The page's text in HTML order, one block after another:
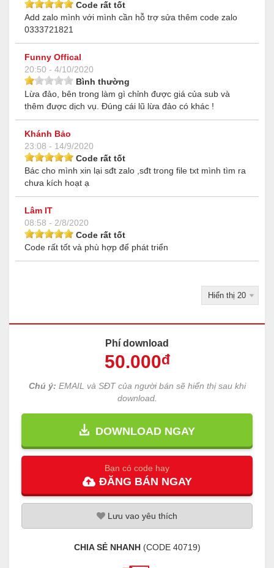
Code rất tốt
Add zalo mình với mình cần hỗ trợ sửa thêm code zalo
0333721821
Funny Offical
20:50 - 4/10/2020
Bình thường
Lừa đảo, bên trong làm gì chỉnh được giá của sub và
thêm được dịch vụ. Đúng cái lũ lừa đảo có khác !
Khánh Bảo
23:08 - 14/9/2020
Code rất tốt
Bác cho mình xin lại sđt zalo ,sđt trong file txt mình tìm ra
chưa kích hoạt ạ
Lâm IT
08:58 - 2/8/2020
Code rất tốt
Code rất tốt và phù hợp để phát triển
Phí download
50.000đ
Chú ý: EMAIL và SĐT của người bán sẽ hiển thị sau khi
download.
DOWNLOAD NGAY
Bạn có code hay
ĐĂNG BÁN NGAY
Lưu vao yêu thích
CHIA SẺ NHANH(CODE 40719)